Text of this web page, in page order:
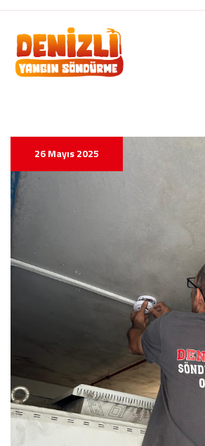
26 Mayıs 2025